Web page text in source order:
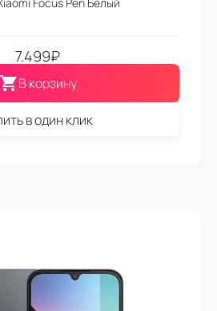
Focus Pen Белый
7.499₽
В корзину
в один клик